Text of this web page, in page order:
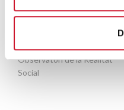
Observatori de la Realitat
Social